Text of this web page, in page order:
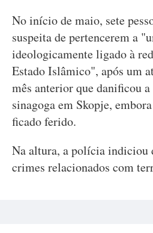
No início de maio, sete
suspeita de pertencerem a
ideologicamente ligado à
Estado Islâmico", após um
mês anterior que danificou
sinagoga em Skopje,
ficado ferido.
Na altura, a polícia indiciou
crimes relacionados com